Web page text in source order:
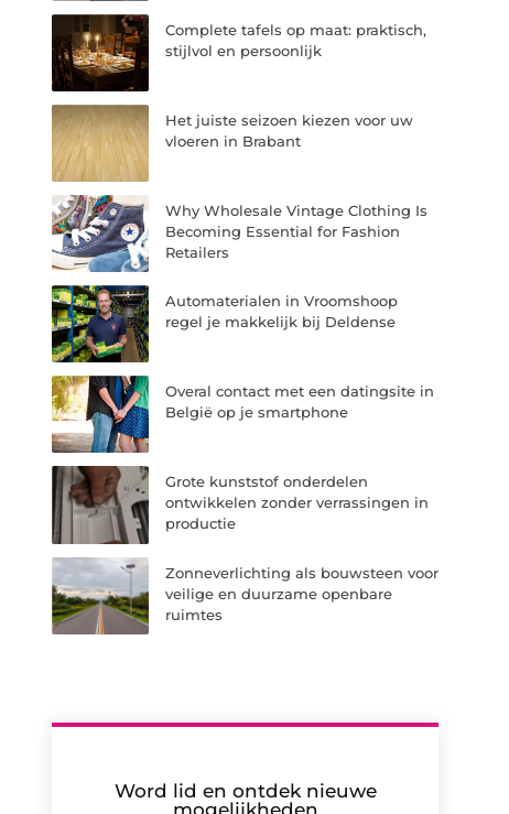
Complete tafels op maat: praktisch,
stijlvol en persoonlijk
Het juiste seizoen kiezen voor uw
vloeren in Brabant
Why Wholesale Vintage Clothing Is
Becoming Essential for Fashion
Retailers
Automaterialen in Vroomshoop
regel je makkelijk bij Deldense
Overal contact met een datingsite in
België op je smartphone
Grote kunststof onderdelen
ontwikkelen zonder verrassingen in
productie
Zonneverlichting als bouwsteen voor
veilige en duurzame openbare
ruimtes
Word lid en ontdek nieuwe
mogelijkheden